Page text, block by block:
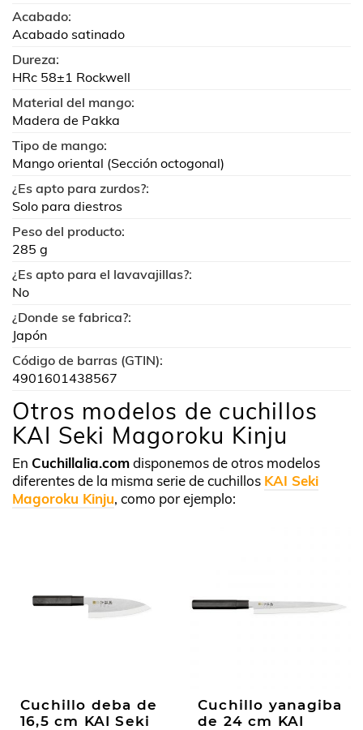
Acabado:
Acabado satinado
Dureza:
HRc 58±1 Rockwell
Material del mango:
Madera de Pakka
Tipo de mango:
Mango oriental (Sección octogonal)
¿Es apto para zurdos?:
Solo para diestros
Peso del producto:
285 g
¿Es apto para el lavavajillas?:
No
¿Donde se fabrica?:
Japón
Código de barras (GTIN):
4901601438567
Otros modelos de cuchillos
KAI Seki Magoroku Kinju
En Cuchillalia.comdisponemos de otros modelos
diferentes de la misma serie de cuchillos KAI Seki
Magoroku Kinju, como por ejemplo:
Cuchillo deba de
16,5 cm KAI Seki
Cuchillo yanagiba
de 24 cm KAI